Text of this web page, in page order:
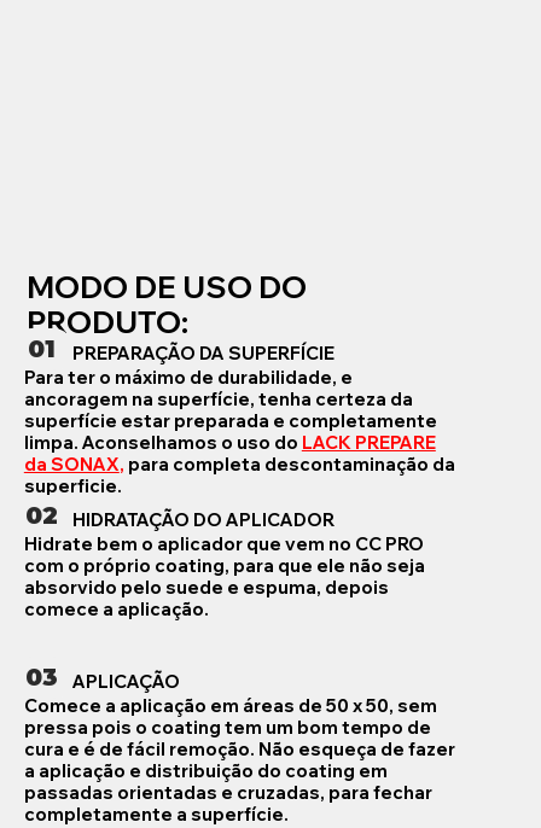
MODO DE USO DO
PRODUTO:
01
PREPARAÇÃO DA SUPERFÍCIE
Para ter o máximo de durabilidade, e
ancoragem na superfície, tenha certeza da
superfície estar preparada e completamente
limpa. Aconselhamos o uso do LACK PREPARE
da SONAX, para completa descontaminação da
superficie.
02
HIDRATAÇÃO DO APLICADOR
Hidrate bem o aplicador que vem no CC PRO
com o próprio coating, para que ele não seja
absorvido pelo suede e espuma, depois
comece a aplicação.
03
APLICAÇÃO
Comece a aplicação em áreas de 50 x 50, sem
pressa pois o coating tem um bom tempo de
cura e é de fácil remoção. Não esqueça de fazer
a aplicação e distribuição do coating em
passadas orientadas e cruzadas, para fechar
completamente a superfície.